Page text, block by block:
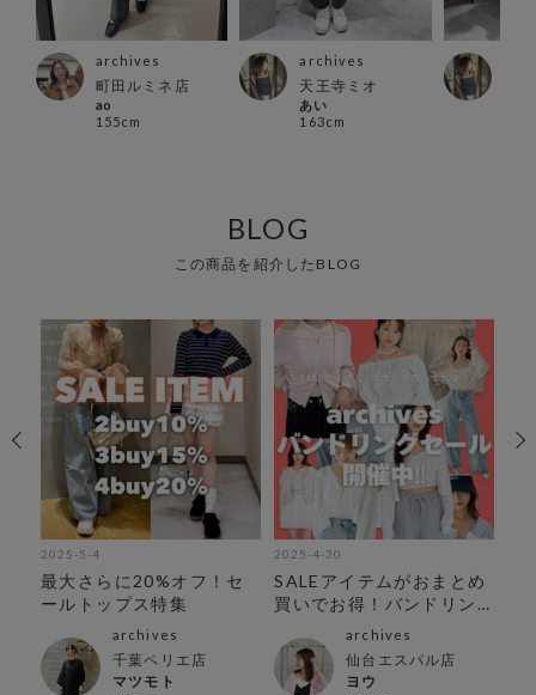
archives
町田ルミネ店
ao
155cm
archives
天王寺ミオ
あい
163cm
BLOG
この商品を紹介したBLOG
2025-5-4
最大さらに20%オフ！セ
ールトップス特集
archives
千葉ペリエ店
マツモト
2025-4-30
SALEアイテムがおまとめ
買いでお得！バンドリン
グセール開催中！
archives
仙台エスパル店
ヨウ